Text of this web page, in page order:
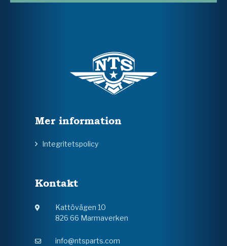
Mer information
Integritetspolicy
Kontakt
Kattövägen 10
826 66 Marmaverken
info@ntsparts.com